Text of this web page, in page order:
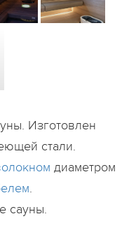
Изготовлен
стали.
диаметром
.
сауны.